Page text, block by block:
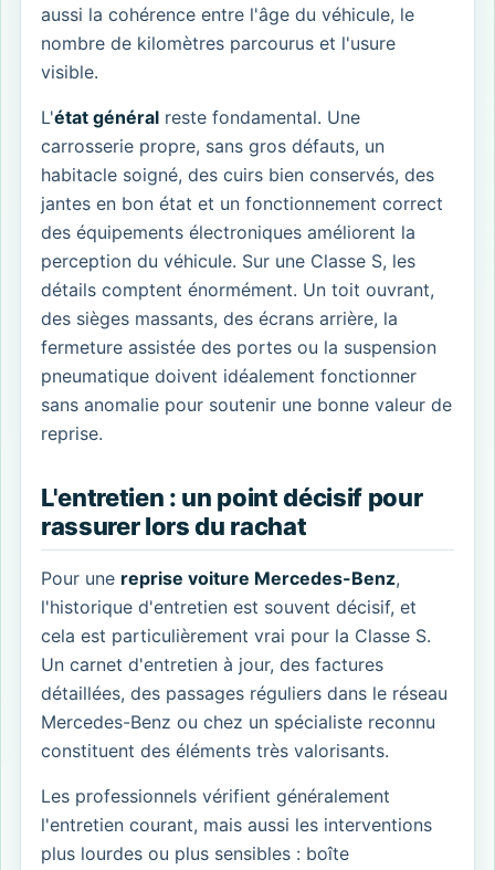
aussi la cohérence entre l'âge du véhicule, le
nombre de kilomètres parcourus et l'usure
visible.
L'état général reste fondamental. Une
carrosserie propre, sans gros défauts, un
habitacle soigné, des cuirs bien conservés, des
jantes en bon état et un fonctionnement correct
des équipements électroniques améliorent la
perception du véhicule. Sur une Classe S, les
détails comptent énormément. Un toit ouvrant,
des sièges massants, des écrans arrière, la
fermeture assistée des portes ou la suspension
pneumatique doivent idéalement fonctionner
sans anomalie pour soutenir une bonne valeur de
reprise.
L'entretien : un point décisif pour
rassurer lors du rachat
Pour une reprise voiture Mercedes-Benz,
l'historique d'entretien est souvent décisif, et
cela est particulièrement vrai pour la Classe S.
Un carnet d'entretien à jour, des factures
détaillées, des passages réguliers dans le réseau
Mercedes-Benz ou chez un spécialiste reconnu
constituent des éléments très valorisants.
Les professionnels vérifient généralement
l'entretien courant, mais aussi les interventions
plus lourdes ou plus sensibles : boîte